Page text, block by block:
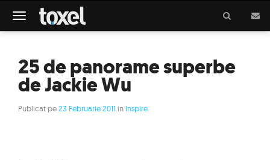
Meniu
25 de panorame superbe
de Jackie Wu
Publicat pe23 Februarie 2011 in Inspire